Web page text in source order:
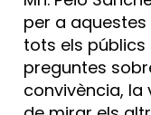
per a
tots els
preguntes
convivència,